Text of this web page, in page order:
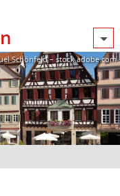
Schönfeld – stock.adobe.com